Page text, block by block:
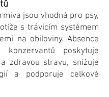
jsou vhodná pro psy,
s trávicím systémem
na obiloviny. Absence
konzervantů poskytuje
zdravou stravu, snižuje
a podporuje celkové